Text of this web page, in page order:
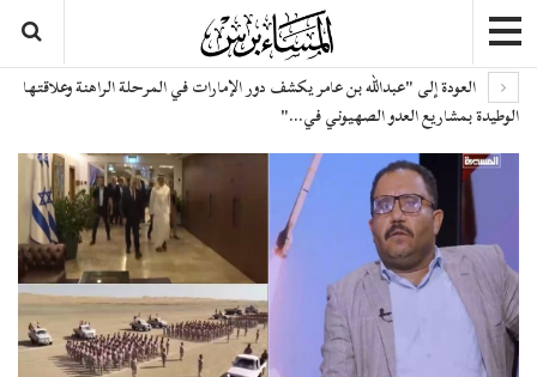
العودة إلى "عبدالله بن عامر يكشف دور الإمارات في المرحلة الراهنة وعلاقتها
الوطيدة بمشاريع العدو الصهيوني في…"